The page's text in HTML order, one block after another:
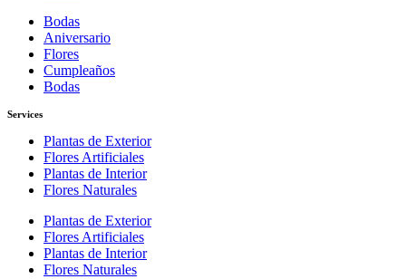
Bodas
Aniversario
Flores
Cumpleaños
Bodas
Services
Plantas de Exterior
Flores Artificiales
Plantas de Interior
Flores Naturales
Plantas de Exterior
Flores Artificiales
Plantas de Interior
Flores Naturales